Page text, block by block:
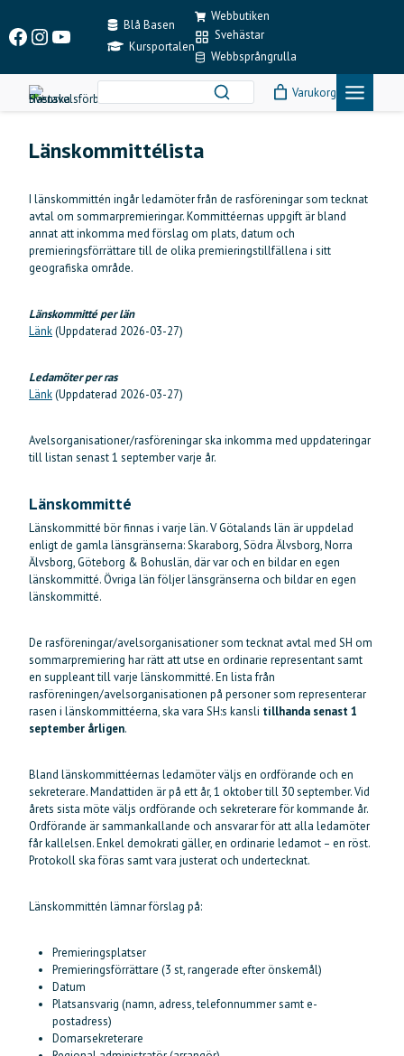
content
Facebook
Instagram
YouTubeBlå Basen
Kursportalen
Webbutiken
Svehästar
Webbsprångrulla
Varukorg
Länskommittélista
I länskommittén ingår ledamöter från de rasföreningar som tecknat
avtal om sommarpremieringar. Kommittéernas uppgift är bland
annat att inkomma med förslag om plats, datum och
premieringsförrättare till de olika premieringstillfällena i sitt
geografiska område.
Länskommitté per län
Länk(Uppdaterad 2026-03-27)
Ledamöter per ras
Länk(Uppdaterad 2026-03-27)
Avelsorganisationer/rasföreningar ska inkomma med uppdateringar
till listan senast 1 september varje år.
Länskommitté
Länskommitté bör finnas i varje län. V Götalands län är uppdelad
enligt de gamla länsgränserna: Skaraborg, Södra Älvsborg, Norra
Älvsborg, Göteborg & Bohuslän, där var och en bildar en egen
länskommitté. Övriga län följer länsgränserna och bildar en egen
länskommitté.
De rasföreningar/avelsorganisationer som tecknat avtal med SH om
sommarpremiering har rätt att utse en ordinarie representant samt
en suppleant till varje länskommitté. En lista från
rasföreningen/avelsorganisationen på personer som representerar
rasen i länskommittéerna, ska vara SH:s kansli tillhanda senast 1
september årligen.
Bland länskommittéernas ledamöter väljs en ordförande och en
sekreterare. Mandattiden är på ett år, 1 oktober till 30 september. Vid
årets sista möte väljs ordförande och sekreterare för kommande år.
Ordförande är sammankallande och ansvarar för att alla ledamöter
får kallelsen. Enkel demokrati gäller, en ordinarie ledamot – en röst.
Protokoll ska föras samt vara justerat och undertecknat.
Länskommittén lämnar förslag på:
Premieringsplatser
Premieringsförrättare (3 st, rangerade efter önskemål)
Datum
Platsansvarig (namn, adress, telefonnummer samt e-
postadress)
Domarsekreterare